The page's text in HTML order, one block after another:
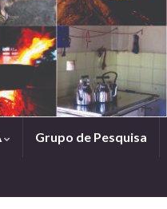
Grupo de Pesquisa